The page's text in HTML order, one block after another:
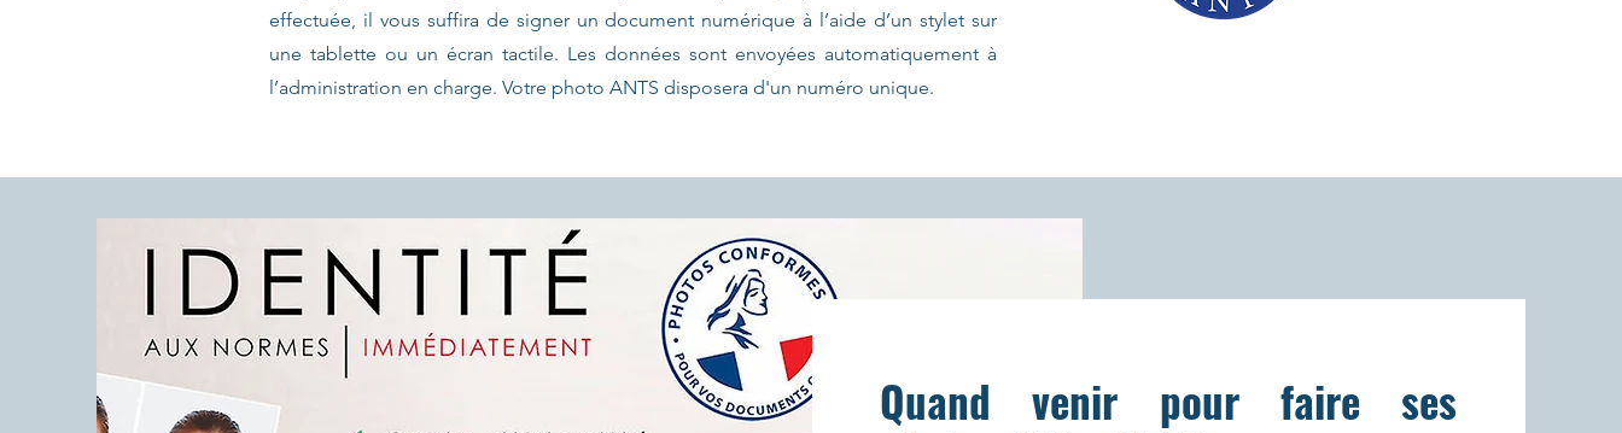
effectuée, il vous suffira de signer un document numérique à l’aide d’un stylet sur
une tablette ou un écran tactile. Les données sont envoyées automatiquement à
l’administration en charge. Votre photo ANTS disposera d'un numéro unique.
Quand venir pour faire ses